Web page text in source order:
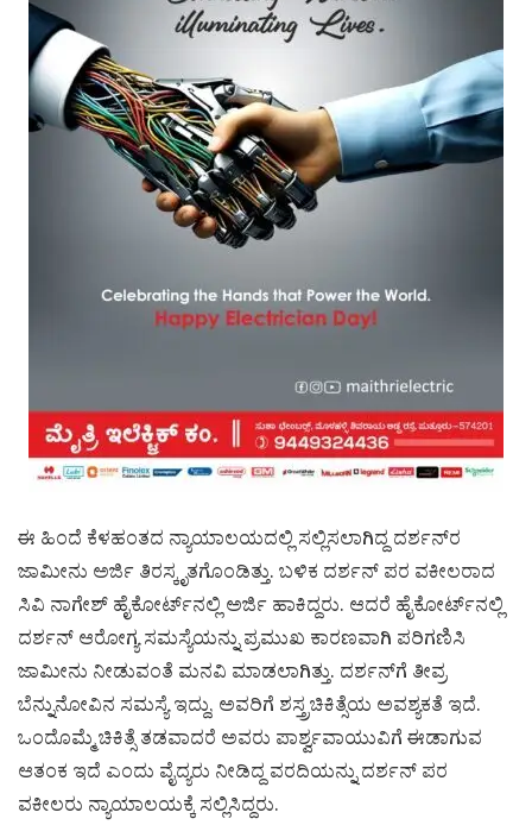
ಈ ಹಿಂದೆ ಕೆಳಹಂತದ ನ್ಯಾಯಾಲಯದಲ್ಲಿ ಸಲ್ಲಿಸಲಾಗಿದ್ದ ದರ್ಶನ್​ರ
ಜಾಮೀನು ಅರ್ಜಿ ತಿರಸ್ಕೃತಗೊಂಡಿತ್ತು. ಬಳಿಕ ದರ್ಶನ್ ಪರ ವಕೀಲರಾದ
ಸಿವಿ ನಾಗೇಶ್ ಹೈಕೋರ್ಟ್​ನಲ್ಲಿ ಅರ್ಜಿ ಹಾಕಿದ್ದರು. ಆದರೆ ಹೈಕೋರ್ಟ್​ನಲ್ಲಿ
ದರ್ಶನ್ ಆರೋಗ್ಯ ಸಮಸ್ಯೆಯನ್ನು ಪ್ರಮುಖ ಕಾರಣವಾಗಿ ಪರಿಗಣಿಸಿ
ಜಾಮೀನು ನೀಡುವಂತೆ ಮನವಿ ಮಾಡಲಾಗಿತ್ತು. ದರ್ಶನ್​ಗೆ ತೀವ್ರ
ಬೆನ್ನುನೋವಿನ ಸಮಸ್ಯೆ ಇದ್ದು, ಅವರಿಗೆ ಶಸ್ತ್ರಚಿಕಿತ್ಸೆಯ ಅವಶ್ಯಕತೆ ಇದೆ.
ಒಂದೊಮ್ಮೆ ಚಿಕಿತ್ಸೆ ತಡವಾದರೆ ಅವರು ಪಾರ್ಶ್ವವಾಯುವಿಗೆ ಈಡಾಗುವ
ಆತಂಕ ಇದೆ ಎಂದು ವೈದ್ಯರು ನೀಡಿದ್ದ ವರದಿಯನ್ನು ದರ್ಶನ್ ಪರ
ವಕೀಲರು ನ್ಯಾಯಾಲಯಕ್ಕೆ ಸಲ್ಲಿಸಿದ್ದರು.